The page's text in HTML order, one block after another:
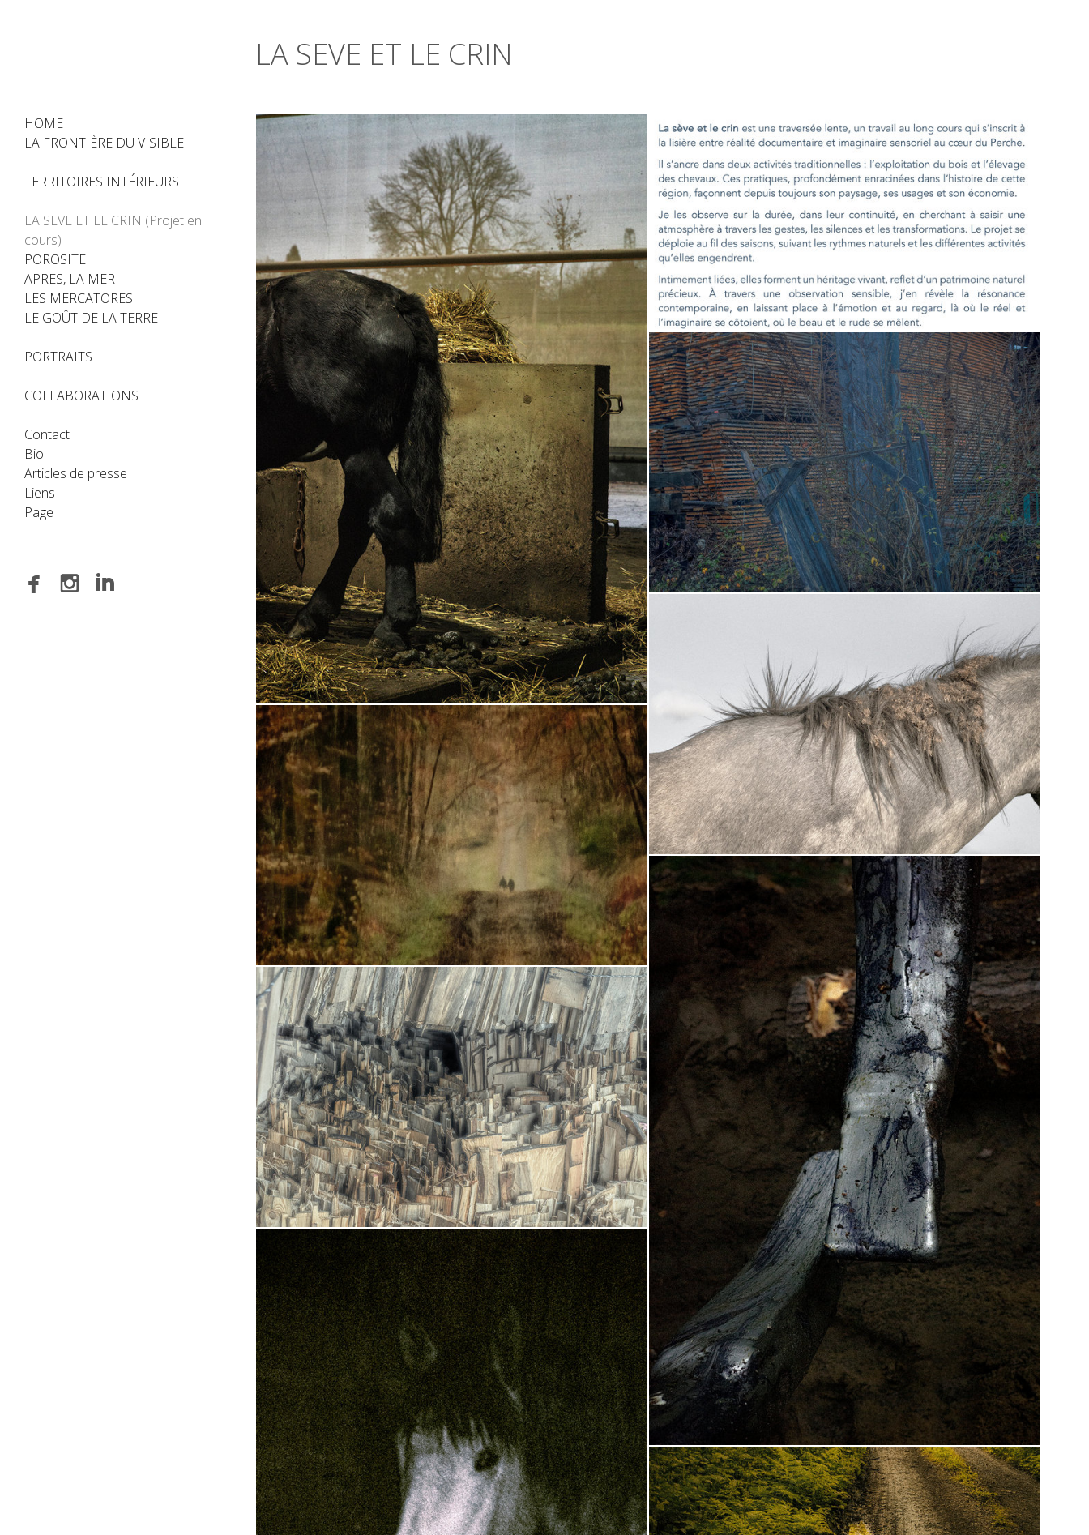
LA SEVE ET LE CRIN
HOME
LA FRONTIÈRE DU VISIBLE
TERRITOIRES INTÉRIEURS
LA SEVE ET LE CRIN (Projet en
cours)
POROSITE
APRES, LA MER
LES MERCATORES
LE GOÛT DE LA TERRE
PORTRAITS
COLLABORATIONS
Contact
Bio
Articles de presse
Liens
Page